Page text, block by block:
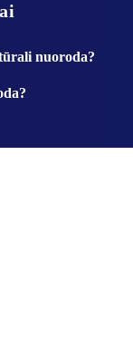
nuoroda?